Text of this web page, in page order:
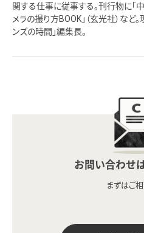
関する仕事に従事する。刊行物に「
メラの撮り方BOOK」（玄光社）など
ンズの時間」編集長。
お問い合わせ
まずはご